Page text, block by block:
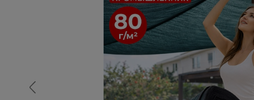
Фанера ламинированная
Опалубка
Вибротехника для строительства
Оборудование для работы с арматурой
Оборудование для бетонных работ
Техника для склада